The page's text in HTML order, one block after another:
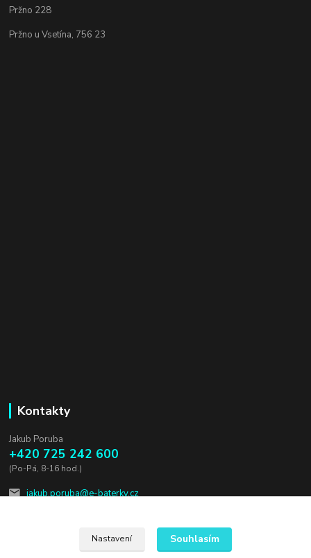
Pržno 228
Pržno u Vsetína, 756 23
Kontakty
Jakub Poruba
+420 725 242 600
(Po-Pá, 8-16 hod.)
jakub.poruba@e-baterky.cz
Nastavení Souhlasím